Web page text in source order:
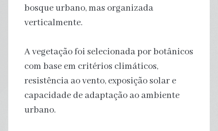
bosque urbano, mas organizada
verticalmente.
A vegetação foi selecionada por botânicos
com base em critérios climáticos,
resistência ao vento, exposição solar e
capacidade de adaptação ao ambiente
urbano.